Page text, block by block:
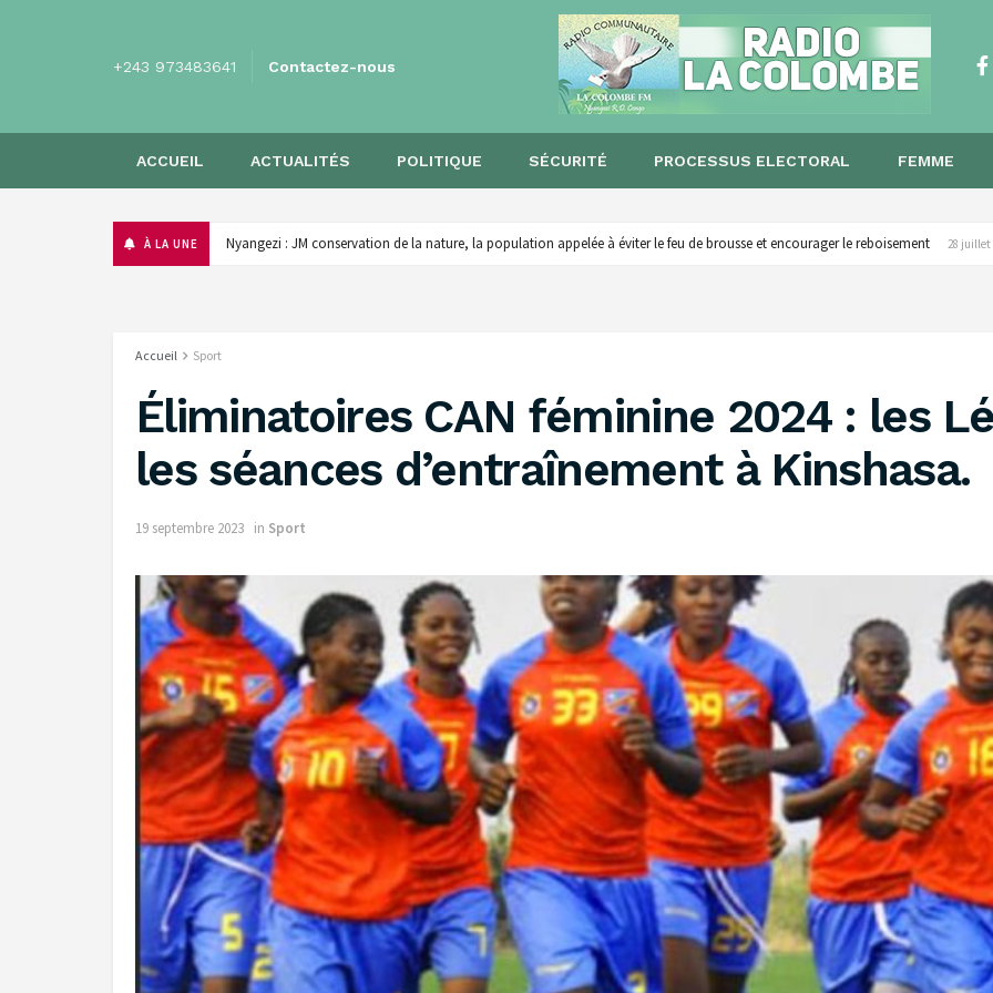
+243 973483641 Contactez-nous
ACCUEIL ACTUALITÉS POLITIQUE SÉCURITÉ PROCESSUS ELECTORAL FEMME
À LA UNE ‎Nyangezi : JM conservation de la nature, la population appelée à éviter le feu de brousse et encourager le reboisement ‎ 28 juillet
Accueil Sport
Éliminatoires CAN féminine 2024 : les
les séances d’entraînement à Kinshasa.
19 septembre 2023 in Sport